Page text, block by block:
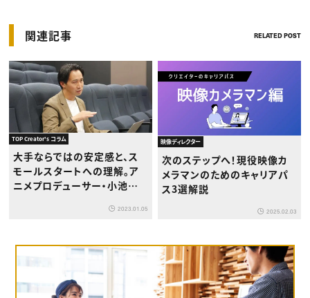
関連記事 RELATED POST
TOP Creator's コラム
大手ならではの安定感と、ス
モールスタートへの理解。ア
ニメプロデューサー・小池隆
2023.01.05
映像ディレクター
次のステップへ！現役映像カ
メラマンのためのキャリアパ
ス3選解説
2025.02.03